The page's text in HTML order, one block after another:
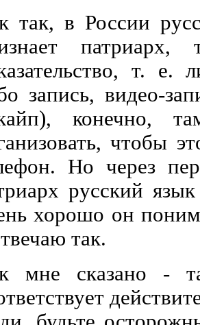
так, в России
т. е.
запись, видео-
конечно,
чтобы
Но через
русский
хорошо он
так.
мне сказано -